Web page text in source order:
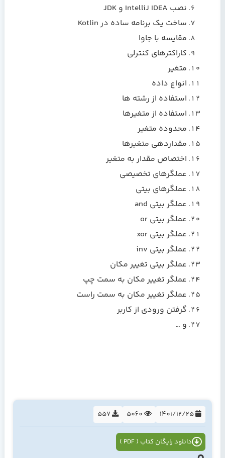
نصب IntelliJ IDEA و JDK
ساخت یک برنامه ساده در Kotlin
مقایسه با جاوا
کاراکترهای کنترلی
متغیر
انواع داده
استفاده از رشته ها
استفاده از متغیرها
محدوده متغیر
مقداردهی متغیرها
اختصاص مقدار به متغیر
عملگرهای تخصیصی
عملگرهای بیتی
عملگر بیتی and
عملگر بیتی or
عملگر بیتی xor
عملگر بیتی inv
عملگر بیتی تغییر مکان
عملگر تغییر مکان به سمت چپ
عملگر تغییر مکان به سمت راست
گرفتن ورودی از کاربر
و …
1401/12/25
557
دانلود رایگان کتاب ( PDF )